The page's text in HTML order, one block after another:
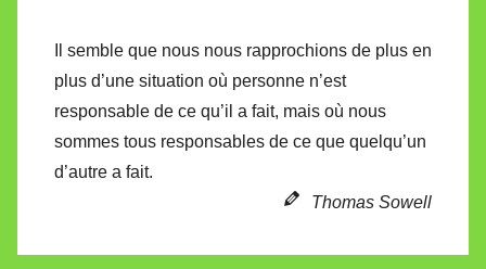
Il semble que nous nous rapprochions de plus en
plus d’une situation où personne n’est
responsable de ce qu’il a fait, mais où nous
sommes tous responsables de ce que quelqu’un
d’autre a fait.
Thomas Sowell